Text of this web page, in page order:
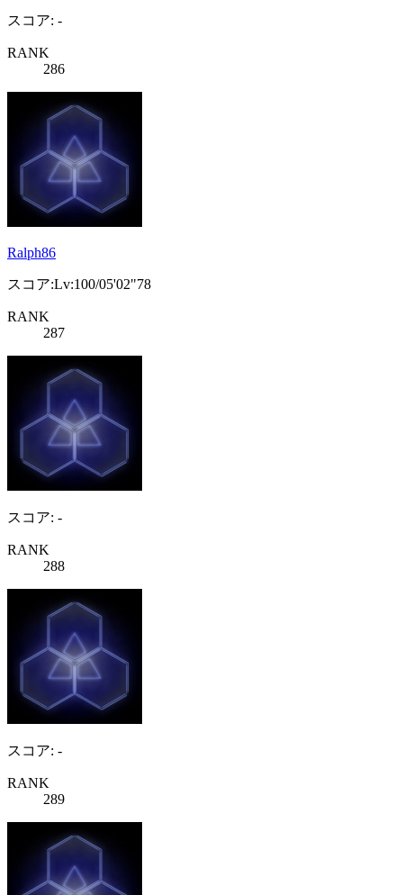
スコア: -
RANK
286
Ralph86
スコア:Lv:100/05'02"78
RANK
287
スコア: -
RANK
288
スコア: -
RANK
289